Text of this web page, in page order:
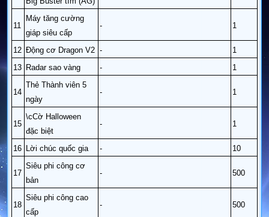
11
Máy tăng cường
giáp siêu cấp
- 1
12 Động cơ Dragon V2 -
1
13
Radar sao vàng - 1
14
Thẻ Thành viên 5
ngày
- 1
15
\cCờ Halloween
đặc biệt
- 1
16 Lời chúc quốc gia - 10
17
Siêu phi công cơ
bản
- 500
18
Siêu phi công cao
cấp
- 500